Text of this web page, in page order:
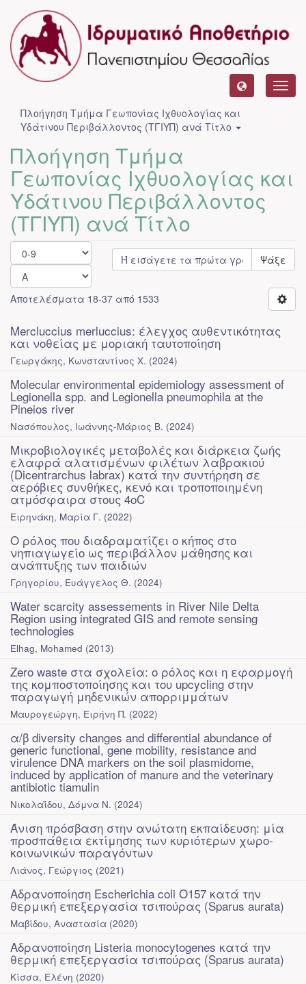
Πλοήγηση Τμήμα Γεωπονίας Ιχθυολογίας και
Υδάτινου Περιβάλλοντος (ΤΓΙΥΠ) ανά Τίτλο
Πλοήγηση Τμήμα
Γεωπονίας Ιχθυολογίας και
Υδάτινου Περιβάλλοντος
(ΤΓΙΥΠ) ανά Τίτλο
Ψάξε
Αποτελέσματα 18-37 από 1533
Mercluccius merluccius: έλεγχος αυθεντικότητας
και νοθείας με μοριακή ταυτοποίηση
Γεωργάκης, Κωνσταντίνος Χ. (2024)
Molecular environmental epidemiology assessment of
Legionella spp. and Legionella pneumophila at the
Pineios river
Νασόπουλος, Ιωάννης-Μάριος Β. (2024)
Mικροβιολογικές μεταβολές και διάρκεια ζωής
ελαφρά αλατισμένων φιλέτων λαβρακιού
(Dicentrarchus labrax) κατά την συντήρηση σε
αερόβιες συνθήκες, κενό και τροποποιημένη
ατμόσφαιρα στους 4οC
Ειρηνάκη, Μαρία Γ. (2022)
O ρόλος που διαδραματίζει ο κήπος στο
νηπιαγωγείο ως περιβάλλον μάθησης και
ανάπτυξης των παιδιών
Γρηγορίου, Ευάγγελος Θ. (2024)
Water scarcity assessements in River Nile Delta
Region using integrated GIS and remote sensing
technologies
Elhag, Mohamed (2013)
Zero waste στα σχολεία: ο ρόλος και η εφαρμογή
της κομποστοποίησης και του upcycling στην
παραγωγή μηδενικών απορριμμάτων
Μαυρογεώργη, Ειρήνη Π. (2022)
α/β diversity changes and differential abundance of
generic functional, gene mobility, resistance and
virulence DNA markers on the soil plasmidome,
induced by application of manure and the veterinary
antibiotic tiamulin
Νικολαΐδου, Δόμνα Ν. (2024)
Άνιση πρόσβαση στην ανώτατη εκπαίδευση: μία
προσπάθεια εκτίμησης των κυριότερων χωρο-
κοινωνικών παραγόντων
Λιάνος, Γεώργιος (2021)
Αδρανοποίηση Escherichia coli O157 κατά την
θερμική επεξεργασία τσιπούρας (Sparus aurata)
Μαβίδου, Αναστασία (2020)
Αδρανοποίηση Listeria monocytogenes κατά την
θερμική επεξεργασία τσιπούρας (Sparus aurata)
Κίσσα, Ελένη (2020)